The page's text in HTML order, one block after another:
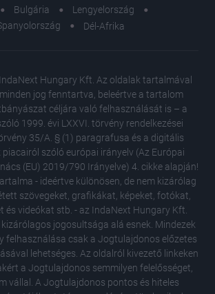
Bulgária
Lengyelország
Dél-Afrika
Hungary Kft. Az oldalak tartalmával
jog fenntartva, beleértve a tartalom
céljára való felhasználását is – a
1999. évi LXXVI. törvény rendelkezései
35/A. § (1) paragrafusa és a digitális
szóló európai irányelv (Az Európai
(EU) 2019/790 Irányelve) 4. cikke alapján!
- ideértve különösen, de nem kizárólag
szövegeket, grafikákat, képeket, fotókat,
és videókat stb. - az IndaNext Hungary Kft.
jogosultsága alá esnek. Mindezek
felhasználása csak a Jogtulajdonos előzetes
lehetséges. Az oldalról kivezető linkeken
a Jogtulajdonos semmilyen felelősséget,
vállal. A Jogtulajdonos pontos és hiteles